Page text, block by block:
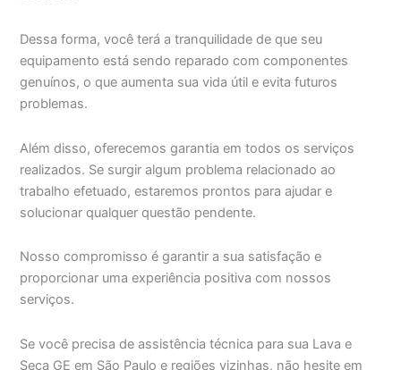
Dessa forma, você terá a tranquilidade de que seu
equipamento está sendo reparado com componentes
genuínos, o que aumenta sua vida útil e evita futuros
problemas.
Além disso, oferecemos garantia em todos os serviços
realizados. Se surgir algum problema relacionado ao
trabalho efetuado, estaremos prontos para ajudar e
solucionar qualquer questão pendente.
Nosso compromisso é garantir a sua satisfação e
proporcionar uma experiência positiva com nossos
serviços.
Se você precisa de assistência técnica para sua Lava e
Seca GE em São Paulo e regiões vizinhas, não hesite em